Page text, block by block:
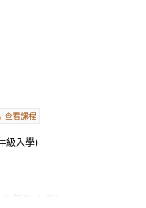
高級文憑這兩年，
學、實驗室及科研
療方面的興趣，亦
，非常感謝書院講
耐心教導外，更會
向及目標。
查看課程
級入學)
年級入學)